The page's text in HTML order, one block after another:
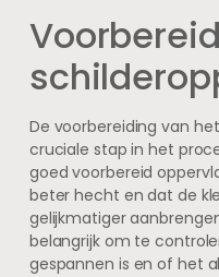
De voorbereiding van
cruciale stap in het
goed voorbereid
beter hecht en dat de
gelijkmatiger
belangrijk om te
gespannen is en of het